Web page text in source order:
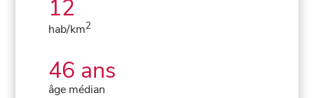
12
hab/km2
46 ans
âge médian